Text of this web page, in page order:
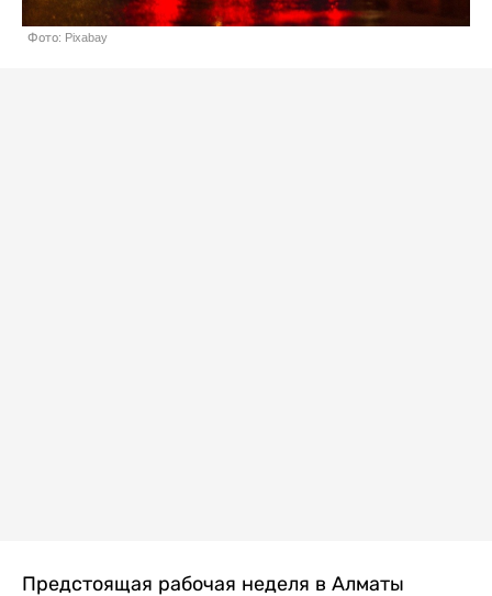
Фото: Pixabay
Предстоящая рабочая неделя в Алматы